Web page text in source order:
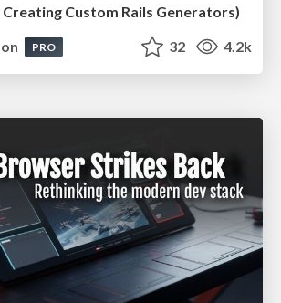
Creating Custom Rails Generators)
PRO 32 4.2k